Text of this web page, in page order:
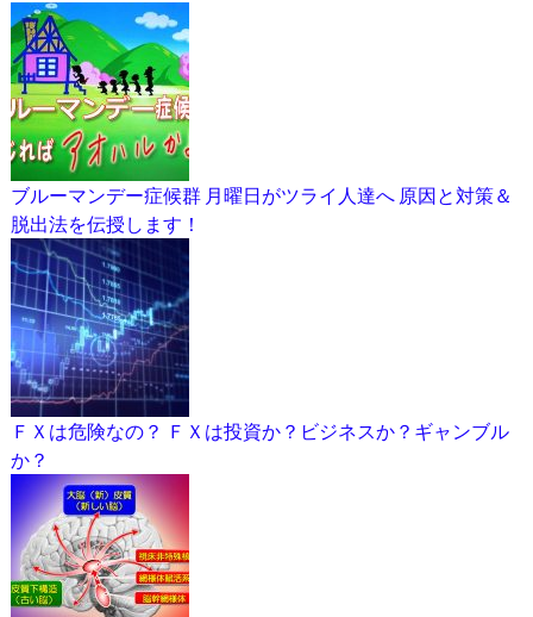
ブルーマンデー症候群 月曜日がツライ人達へ 原因と対策＆
脱出法を伝授します！
ＦＸは危険なの？ ＦＸは投資か？ビジネスか？ギャンブル
か？